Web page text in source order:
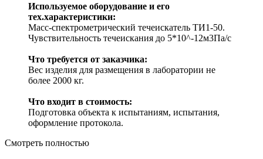
Используемое оборудование и его
тех.характеристики:
Масс-спектрометрический течеискатель ТИ1-50.
Чувствительность течеискания до 5*10^-12м3Па/с
Что требуется от заказчика:
Вес изделия для размещения в лаборатории не
более 2000 кг.
Что входит в стоимость:
Подготовка объекта к испытаниям, испытания,
оформление протокола.
Смотреть полностью